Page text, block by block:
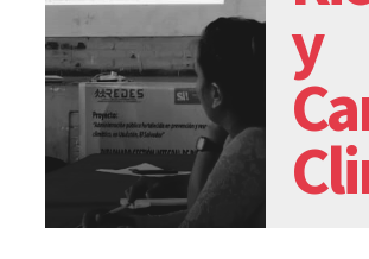
y